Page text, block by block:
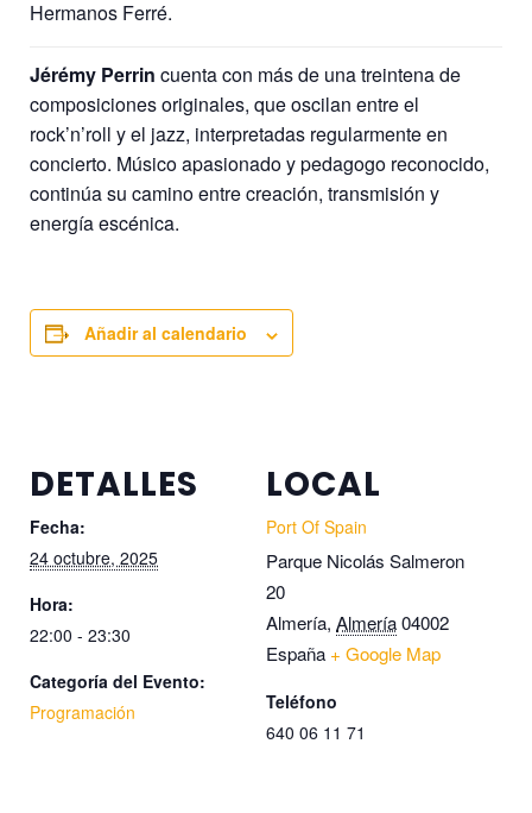
Hermanos Ferré.
Jérémy Perrin cuenta con más de una treintena de
composiciones originales, que oscilan entre el
rock’n’roll y el jazz, interpretadas regularmente en
concierto. Músico apasionado y pedagogo reconocido,
continúa su camino entre creación, transmisión y
energía escénica.
Añadir al calendario
DETALLES
Fecha:
24 octubre, 2025
Hora:
22:00 - 23:30
Categoría del Evento:
Programación
LOCAL
Port Of Spain
Parque Nicolás Salmeron
20
Almería, Almería04002
España + Google Map
Teléfono
640 06 11 71